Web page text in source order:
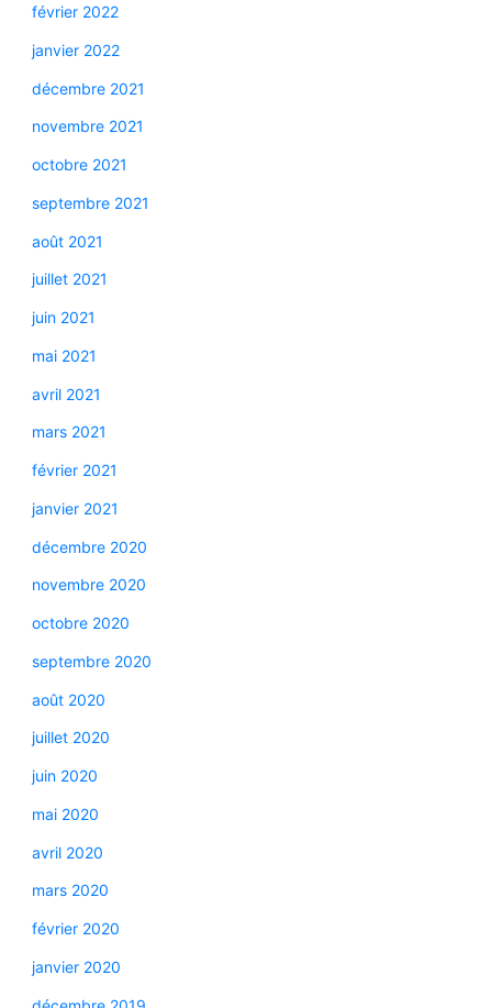
février 2022
janvier 2022
décembre 2021
novembre 2021
octobre 2021
septembre 2021
août 2021
juillet 2021
juin 2021
mai 2021
avril 2021
mars 2021
février 2021
janvier 2021
décembre 2020
novembre 2020
octobre 2020
septembre 2020
août 2020
juillet 2020
juin 2020
mai 2020
avril 2020
mars 2020
février 2020
janvier 2020